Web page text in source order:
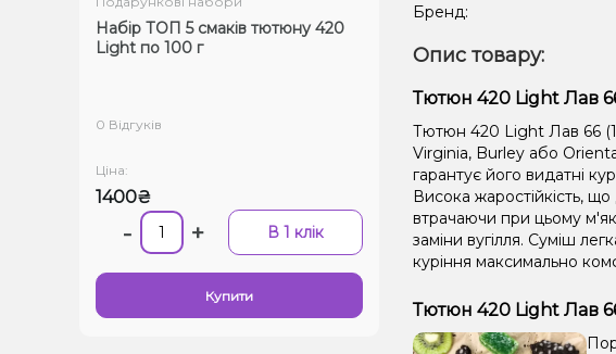
Набір ТОП 5 смаків тютюну 420
Light по 100 г
0 Відгуків
Ціна:
1400₴
- + В 1 клік
Купити
Бренд:
Опис товару:
Тютюн 420 Light Лав
Тютюн 420 Light Лав 66
Virginia, Burley або
гарантує його видатні
Висока жаростійкість,
втрачаючи при цьому
заміни вугілля. Суміш
куріння максимально
Тютюн 420 Light Лав